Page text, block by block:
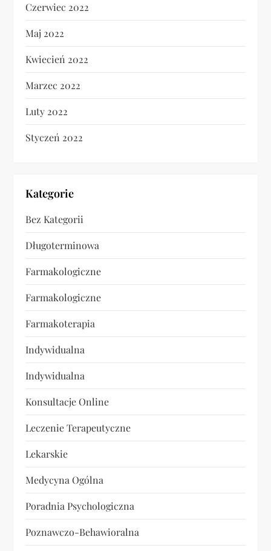
Czerwiec 2022
Maj 2022
Kwiecień 2022
Marzec 2022
Luty 2022
Styczeń 2022
Kategorie
Bez Kategorii
Długoterminowa
Farmakologiczne
Farmakologiczne
Farmakoterapia
Indywidualna
Indywidualna
Konsultacje Online
Leczenie Terapeutyczne
Lekarskie
Medycyna Ogólna
Poradnia Psychologiczna
Poznawczo-Behawioralna